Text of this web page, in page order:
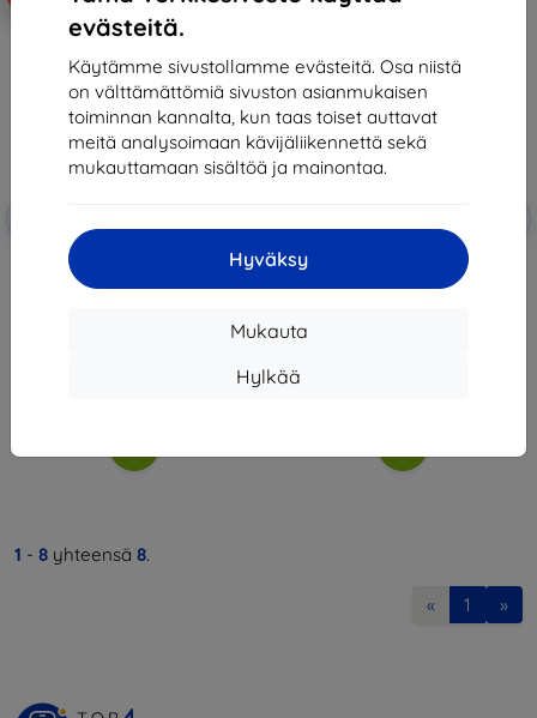
evästeitä.
Käytämme sivustollamme evästeitä. Osa niistä
on välttämättömiä sivuston asianmukaisen
toiminnan kannalta, kun taas toiset auttavat
meitä analysoimaan kävijäliikennettä sekä
mukauttamaan sisältöä ja mainontaa.
Hyväksy
Mukauta
Hylkää
kupongilla
3MK Lens Protect Realme
GT3/GT Neo5 Kameran
Viimeinen kappale varastossa
kupongilla
Tempered-Glass Screen
Protector Baseus for realme GT
1 - 8 yhteensä 8.
« 1 »